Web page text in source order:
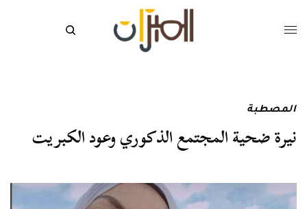
المصطبة
نيرة ضحية المجتمع الذكوري وعود الكبريت